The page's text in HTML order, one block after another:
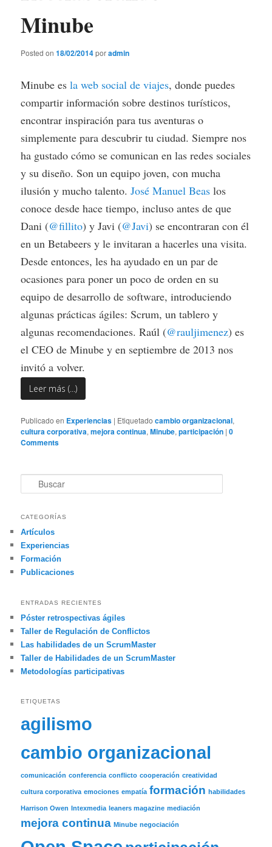
Minube
Posted on18/02/2014poradmin
Minube esla web social de viajes, donde puedes
compartir información sobre destinos turísticos,
encontrar inspiración para tus aventuras o
simplemente para descubrir tu ciudad. Siempre nos
ha gustado cómo se comunican en las redes sociales
y su diseño. Son un equipo joven, con mucha
ilusión y mucho talento. José Manuel Beas los
conoce desde hace tiempo, incluso antes de que
Dani (@fillito) y Javi (@Javi) se encontraran con él
en un Betabeers y le invitaran a hacerles una visita.
Desde entonces, les ha ayudado en un par de
ocasiones para poner un poco de orden en su
equipo de desarrollo de software, introduciendo
algunas prácticas ágiles: Scrum, un tablero y
algunas recomendaciones. Raúl (@rauljimenez) es
el CEO de Minube y en septiembre de 2013 nos
invitó a volver.
Leer más (...)
Publicado en Experiencias | Etiquetado cambio organizacional,
cultura corporativa,mejora continua,Minube,participación |0
Comments
u
c
r
CATEGORÍAS
Artículos
Experiencias
Formación
Publicaciones
ENTRADAS RECIENTES
Póster retrospectivas ágiles
Taller de Regulación de Conflictos
Las habilidades de un ScrumMaster
Taller de Habilidades de un ScrumMaster
Metodologías participativas
ETIQUETAS
agilismo
cambio organizacional
comunicación conferencia conflicto cooperación creatividad
cultura corporativa emociones empatía formación habilidades
Harrison Owen Intexmedia leaners magazine mediación
mejora continua Minube negociación